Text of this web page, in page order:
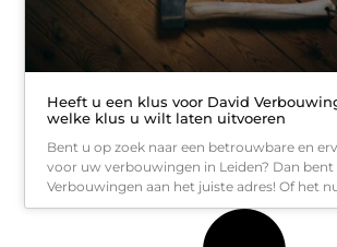
Heeft u een klus voor David
welke klus u wilt laten uitvoeren
Bent u op zoek naar een betrouwbare en
voor uw verbouwingen in Leiden? Dan bent
Verbouwingen aan het juiste adres! Of het